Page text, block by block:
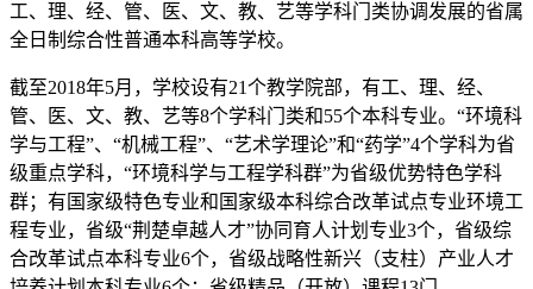
工、理、经、管、医、文、教、艺等学科门类协调发展的省属
全日制综合性普通本科高等学校。
截至2018年5月，学校设有21个教学院部，有工、理、经、
管、医、文、教、艺等8个学科门类和55个本科专业。“环境科
学与工程”、“机械工程”、“艺术学理论”和“药学”4个学科为省
级重点学科，“环境科学与工程学科群”为省级优势特色学科
群；有国家级特色专业和国家级本科综合改革试点专业环境工
程专业，省级“荆楚卓越人才”协同育人计划专业3个，省级综
合改革试点本科专业6个，省级战略性新兴（支柱）产业人才